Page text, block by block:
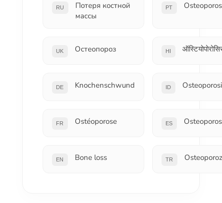
RU
Потеря костной
массы
PT
UK Остеопороз HI
DE Knochenschwund ID
FR Ostéoporose ES
EN Bone loss TR Osteoporoz